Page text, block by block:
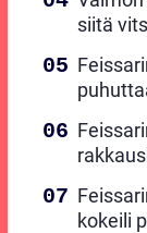
siitä
kokeili